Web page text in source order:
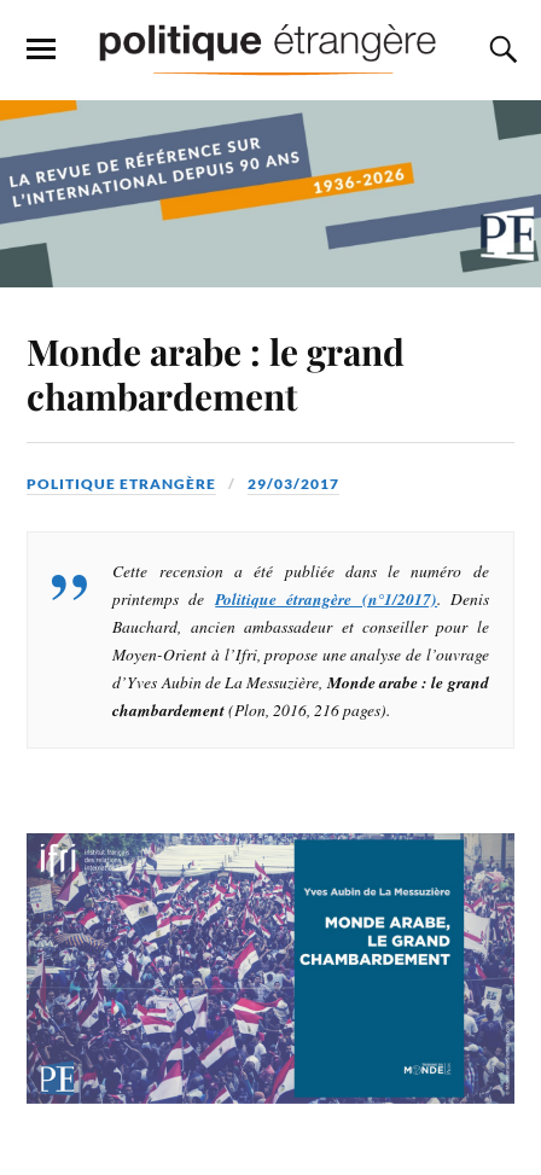
Monde arabe : le grand
chambardement
POLITIQUE ETRANGÈRE 29/03/2017
Cette recension a été publiée dans le numéro de
printemps dePolitique étrangère (n°1/2017). Denis
Bauchard, ancien ambassadeur et conseiller pour le
Moyen-Orient à l’Ifri, propose une analyse de l’ouvrage
d’Yves Aubin de La Messuzière, Monde arabe : le grand
chambardement(Plon, 2016, 216 pages).